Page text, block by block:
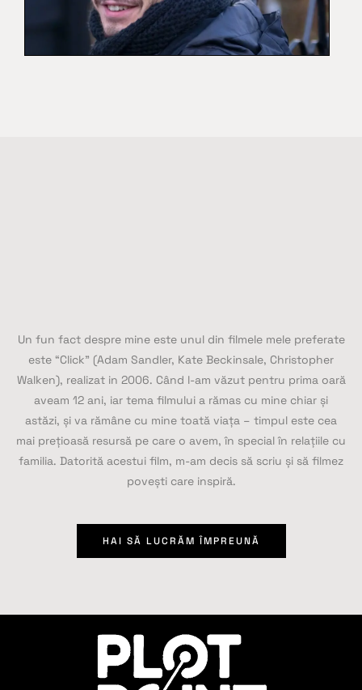
Un fun fact despre mine este unul din filmele mele preferate
este “Click” (Adam Sandler, Kate Beckinsale, Christopher
Walken), realizat in 2006. Când l-am văzut pentru prima oară
aveam 12 ani, iar tema filmului a rămas cu mine chiar și
astăzi, și va rămâne cu mine toată viața – timpul este cea
mai prețioasă resursă pe care o avem, în special în relațiile cu
familia. Datorită acestui film, m-am decis să scriu și să filmez
povești care inspiră.
HAI SĂ LUCRĂM ÎMPREUNĂ